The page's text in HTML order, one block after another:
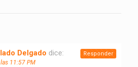
Delgado dice:
11:57 PM
Responder